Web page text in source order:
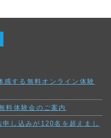
感する無料オンライン体験
料体験会のご案内
申し込みが120名を超えまし